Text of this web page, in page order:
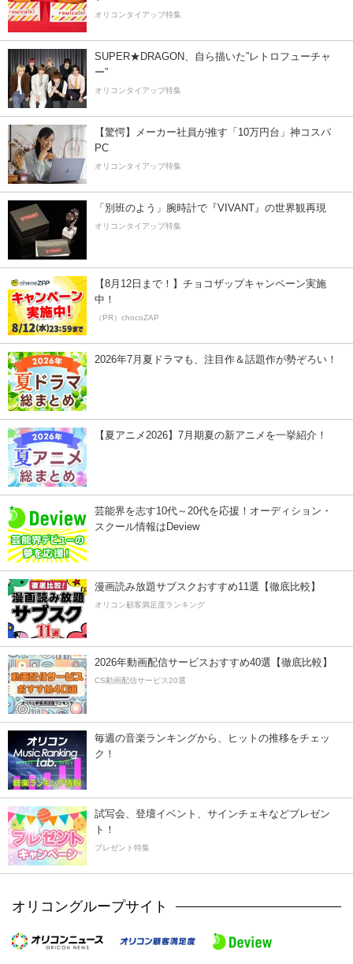
オリコンタイアップ特集
SUPER★DRAGON、自ら描いた”レトロフューチャ
ー”
オリコンタイアップ特集
【驚愕】メーカー社員が推す「10万円台」神コスパ
PC
オリコンタイアップ特集
「別班のよう」腕時計で『VIVANT』の世界観再現
オリコンタイアップ特集
【8月12日まで！】チョコザップキャンペーン実施
中！
（PR）chocoZAP
2026年7月夏ドラマも、注目作＆話題作が勢ぞろい！
【夏アニメ2026】7月期夏の新アニメを一挙紹介！
芸能界を志す10代～20代を応援！オーディション・
スクール情報はDeview
漫画読み放題サブスクおすすめ11選【徹底比較】
オリコン顧客満足度ランキング
2026年動画配信サービスおすすめ40選【徹底比較】
CS動画配信サービス20選
毎週の音楽ランキングから、ヒットの推移をチェッ
ク！
試写会、登壇イベント、サインチェキなどプレゼン
ト！
プレゼント特集
オリコングループサイト